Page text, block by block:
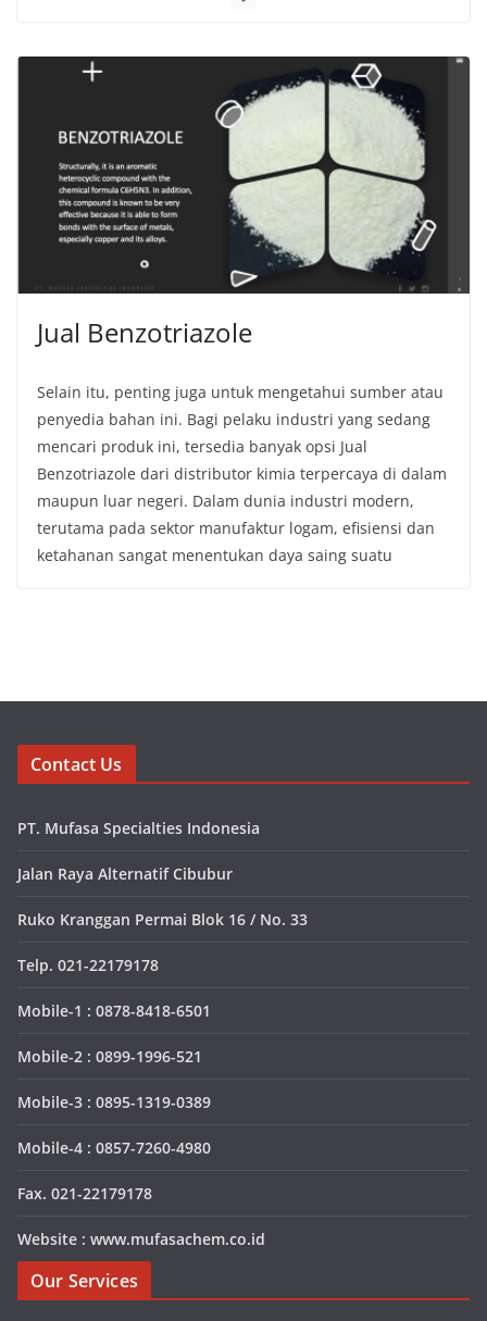
Jual Benzotriazole
Selain itu, penting juga untuk mengetahui sumber atau
penyedia bahan ini. Bagi pelaku industri yang sedang
mencari produk ini, tersedia banyak opsi Jual
Benzotriazole dari distributor kimia terpercaya di dalam
maupun luar negeri. Dalam dunia industri modern,
terutama pada sektor manufaktur logam, efisiensi dan
ketahanan sangat menentukan daya saing suatu
Contact Us
PT. Mufasa Specialties Indonesia
Jalan Raya Alternatif Cibubur
Ruko Kranggan Permai Blok 16 / No. 33
Telp. 021-22179178
Mobile-1 : 0878-8418-6501
Mobile-2 : 0899-1996-521
Mobile-3 : 0895-1319-0389
Mobile-4 : 0857-7260-4980
Fax. 021-22179178
Website : www.mufasachem.co.id
Our Services